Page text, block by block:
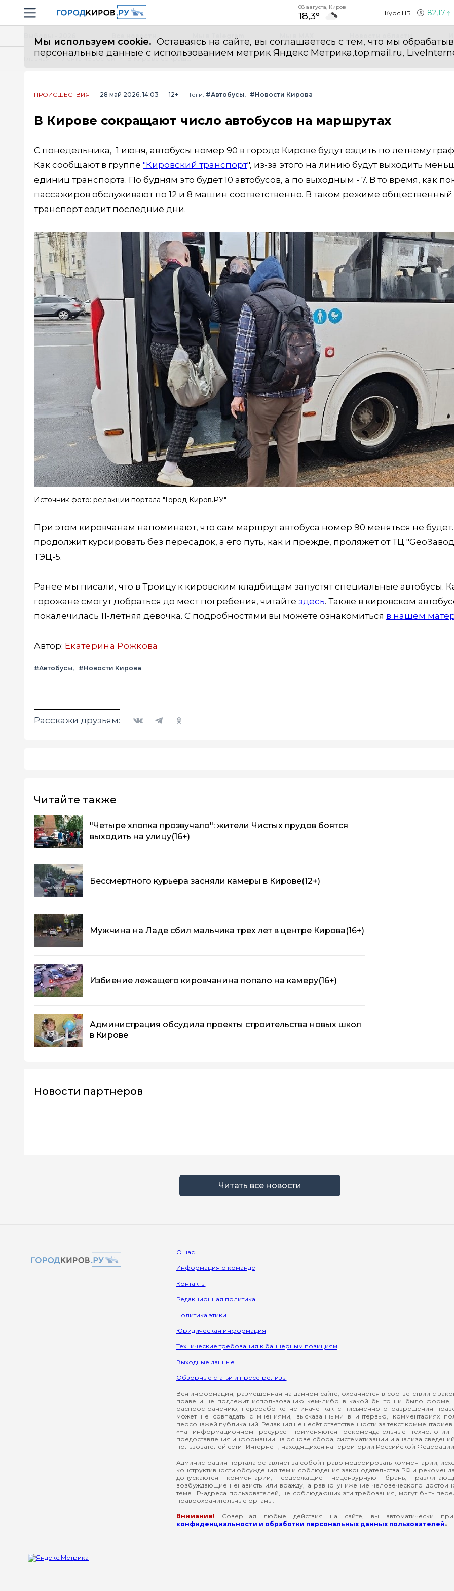
Навигация сайта
08 августа, Киров
18,3° Курс ЦБ 82,17
Мы используем cookie. Оставаясь на сайте, вы соглашаетесь с тем, что мы
персональные данные с использованием метрик Яндекс Метрика,top.mail.ru,
Все новости
Главная Лента новостей
ПРОИСШЕСТВИЯ 28 май 2026, 14:03 12+ Теги: #Автобусы #Новости Кирова
В Кирове сокращают число автобусов на маршрутах
С понедельника, 1 июня, автобусы номер 90 в городе Кирове будут ездить по летнему
Как сообщают в группе "Кировский транспорт", из-за этого на линию будут выходить
единиц транспорта. По будням это будет 10 автобусов, а по выходным - 7. В то время, как
пассажиров обслуживают по 12 и 8 машин соответственно. В таком режиме общественный
транспорт ездит последние дни.
Источник фото: редакции портала "Город Киров.РУ"
При этом кировчанам напоминают, что сам маршрут автобуса номер 90 меняться не
продолжит курсировать без пересадок, а его путь, как и прежде, проляжет от ТЦ
ТЭЦ-5.
Ранее мы писали, что в Троицу к кировским кладбищам запустят специальные автобусы.
горожане смогут добраться до мест погребения, читайте здесь. Также в кировском
покалечилась 11-летняя девочка. С подробностями вы можете ознакомиться в нашем
Автор: Екатерина Рожкова
#Автобусы #Новости Кирова
Расскажи друзьям:
Читайте также
"Четыре хлопка прозвучало": жители Чистых прудов боятся
выходить на улицу(16+)
Бессмертного курьера засняли камеры в Кирове(12+)
Мужчина на Ладе сбил мальчика трех лет в центре Кирова(16+)
Избиение лежащего кировчанина попало на камеру(16+)
Администрация обсудила проекты строительства новых школ
в Кирове
Новости партнеров
Читать все новости
О нас
Информация о команде
Контакты
Редакционная политика
Политика этики
Юридическая информация
Технические требования к баннерным позициям
Выходные данные
Обзорные статьи и пресс-релизы
Вся информация, размещенная на данном сайте, охраняется в соответствии с
праве и не подлежит использованию кем-либо в какой бы то ни было форме,
распространению, переработке не иначе как с письменного разрешения
может не совпадать с мнениями, высказанными в интервью, комментариях
персонажей публикаций. Редакция не несёт ответственности за текст комментариев
«На информационном ресурсе применяются рекомендательные технологии
предоставления информации на основе сбора, систематизации и анализа
пользователей сети "Интернет", находящихся на территории Российской
Администрация портала оставляет за собой право модерировать комментарии,
конструктивности обсуждения тем и соблюдения законодательства РФ и
допускаются комментарии, содержащие нецензурную брань,
возбуждающие ненависть или вражду, а равно унижение человеческого
теме. IP-адреса пользователей, не соблюдающих эти требования, могут быть
правоохранительные органы.
Внимание! Совершая любые действия на сайте, вы автоматически
конфиденциальности и обработки персональных данных пользователей»